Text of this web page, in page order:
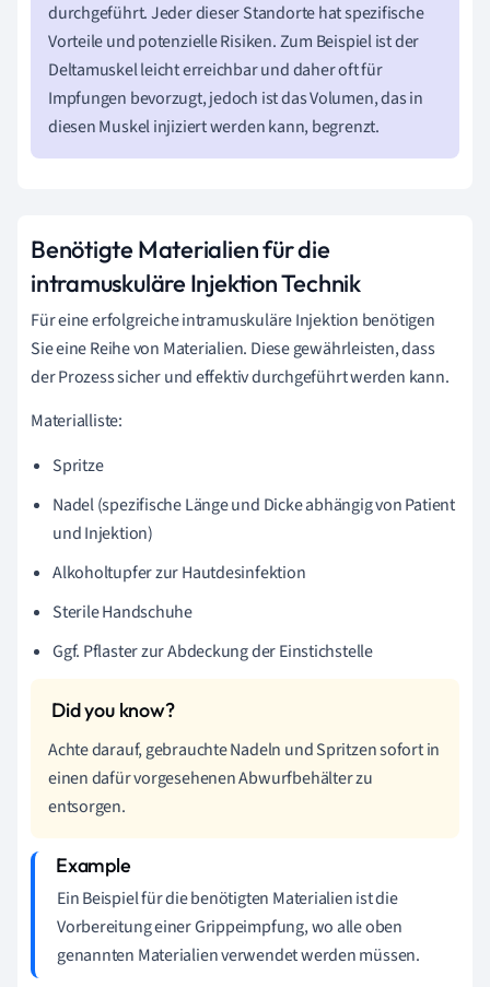
durchgeführt. Jeder dieser Standorte hat spezifische
Vorteile und potenzielle Risiken. Zum Beispiel ist der
Deltamuskel leicht erreichbar und daher oft für
Impfungen bevorzugt, jedoch ist das Volumen, das in
diesen Muskel injiziert werden kann, begrenzt.
Benötigte Materialien für die
intramuskuläre Injektion Technik
Für eine erfolgreiche intramuskuläre Injektion benötigen
Sie eine Reihe von Materialien. Diese gewährleisten, dass
der Prozess sicher und effektiv durchgeführt werden kann.
Materialliste:
Spritze
Nadel (spezifische Länge und Dicke abhängig von Patient
und Injektion)
Alkoholtupfer zur Hautdesinfektion
Sterile Handschuhe
Ggf. Pflaster zur Abdeckung der Einstichstelle
Achte darauf, gebrauchte Nadeln und Spritzen sofort in
einen dafür vorgesehenen Abwurfbehälter zu
entsorgen.
Ein Beispiel für die benötigten Materialien ist die
Vorbereitung einer Grippeimpfung, wo alle oben
genannten Materialien verwendet werden müssen.